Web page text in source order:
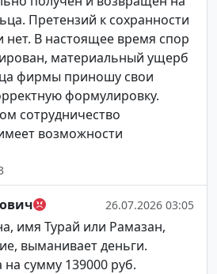
Претензий к сохранности
нет. В настоящее время спор
материальный ущерб
фирмы приношу свои
формулировку.
сотрудничество
возможности
26.07.2026 03:05
имя Турай или Рамазан,
выманивает деньги.
сумму 139000 руб.